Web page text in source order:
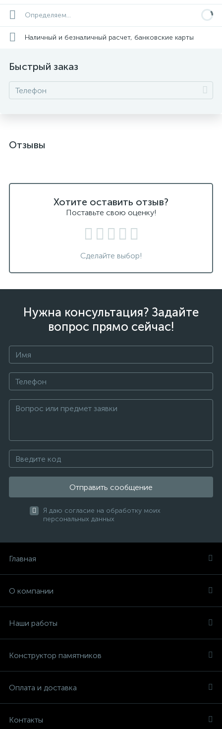
Определяем...
Наличный и безналичный расчет, банковские карты
Быстрый заказ
Отзывы
Хотите оставить отзыв?
Поставьте свою оценку!
Сделайте выбор!
Нужна консультация? Задайте
вопрос прямо сейчас!
Отправить сообщение
Я даю согласие на обработку моих
персональных данных
Главная
О компании
Наши работы
Конструктор памятников
Оплата и доставка
Контакты